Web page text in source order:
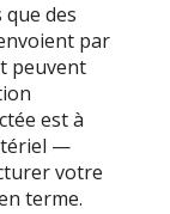
des
par
peuvent
est à
—
votre
terme.